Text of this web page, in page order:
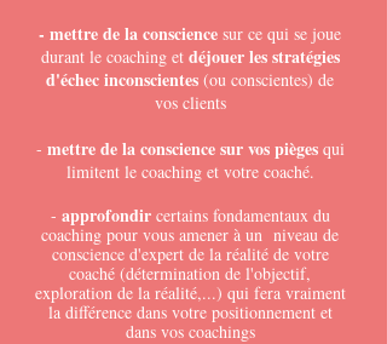
- mettre de la conscience sur ce qui se joue
durant le coaching et déjouer les stratégies
d'échec inconscientes (ou conscientes) de
vos clients
- mettre de la conscience sur vos piègesqui
limitent le coaching et votre coaché.
- approfondir certains fondamentaux du
coaching pour vous amener à un niveau de
conscience d'expert de la réalité de votre
coaché (détermination de l'objectif,
exploration de la réalité,...) qui fera vraiment
la différence dans votre positionnement et
dans vos coachings